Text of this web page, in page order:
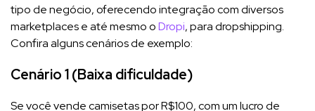
tipo de negócio, oferecendo integração com diversos
marketplaces e até mesmo oDropi, para dropshipping.
Confira alguns cenários de exemplo:
Cenário 1 (Baixa dificuldade)
Se você vende camisetas por R$100, com um lucro de